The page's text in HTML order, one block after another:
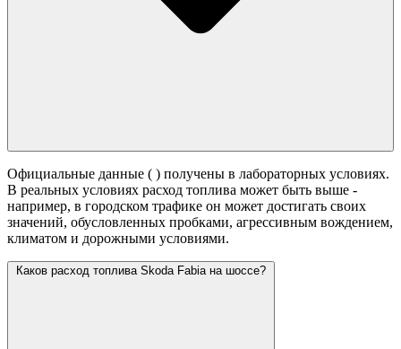
Официальные данные ( ) получены в лабораторных условиях.
В реальных условиях расход топлива может быть выше -
например, в городском трафике он может достигать своих
значений, обусловленных пробками, агрессивным вождением,
климатом и дорожными условиями.
Каков расход топлива Skoda Fabia на шоссе?